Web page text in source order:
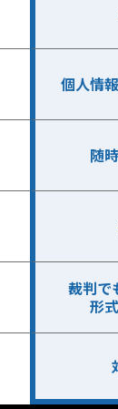
個人情
随
裁判で
形